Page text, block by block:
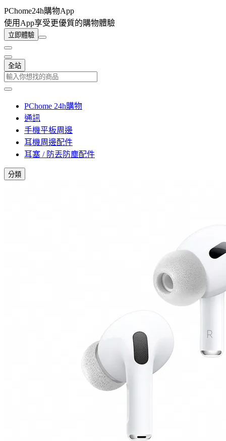
PChome24h購物App
使用App享受更優質的購物體驗
立即體驗
全站
PChome 24h購物
通訊
手機平板周邊
耳機周邊配件
耳塞 / 防丟防塵配件
分類